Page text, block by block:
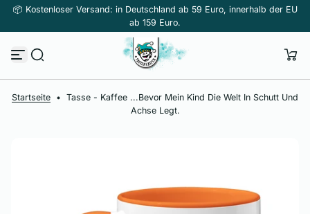
Z
I
n
l
📦 Kostenloser Versand: in Deutschland ab 59 Euro, innerhalb der EU
ab 159 Euro.
Startseite • Tasse - Kaffee ...bevor Mein Kind Die Welt In Schutt Und
Achse Legt.